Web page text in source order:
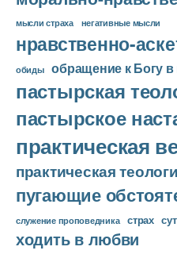
мысли страха негативные мысли
нравственно-
обиды обращение к Богу
пастырская
пастырское
практическая
практическая
пугающие
служение проповедника страх
ходить в любви